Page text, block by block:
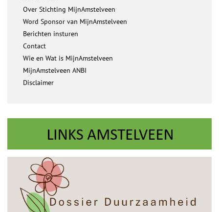
Over Stichting MijnAmstelveen
Word Sponsor van MijnAmstelveen
Berichten insturen
Contact
Wie en Wat is MijnAmstelveen
MijnAmstelveen ANBI
Disclaimer